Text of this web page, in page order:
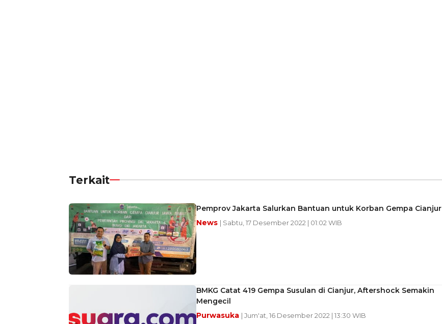
Terkait
Pemprov Jakarta Salurkan Bantuan untuk Korban Gempa Cianjur
News | Sabtu, 17 Desember 2022 | 01:02 WIB
BMKG Catat 419 Gempa Susulan di Cianjur, Aftershock Semakin
Mengecil
Purwasuka | Jum'at, 16 Desember 2022 | 13:30 WIB